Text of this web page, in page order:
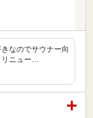
なのでサウナー向
ニュー…